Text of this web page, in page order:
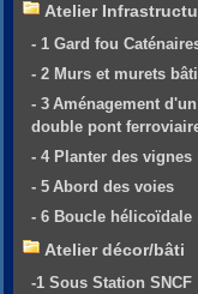
Atelier
- 1 Gard fou
- 2 Murs et murets
- 3 Aménagement d'un
double pont
- 4 Planter des vignes
- 5 Abord des voies
- 6 Boucle hélicoïdale
Atelier décor/bâti
-1 Sous Station SNCF